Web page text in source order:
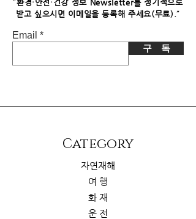
"환경·안전·건강 정보 Newsletter를 정기적으로
받고 싶으시면​ 이메일을 등록해 주세요(무료)."
Email
구 독
​Category
자연재해
여 행
화 재
운 전